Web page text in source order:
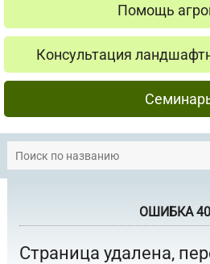
Помощь
Консультация
ОШИБКА
Страница удалена,